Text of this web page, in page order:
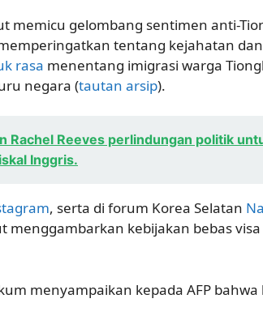
memicu gelombang sentimen anti-
tentang kejahatan
rasa menentang imigrasi warga
negara (tautan arsip).
Rachel Reeves perlindungan politik
Inggris.
, serta di forum Korea Selatan
kebijakan bebas
menyampaikan kepada AFP